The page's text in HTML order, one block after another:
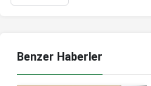
Benzer Haberler